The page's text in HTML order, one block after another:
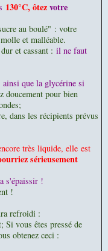
130°C, ôtezvotre
au boulé" : votre
et malléable.
et cassant : il ne faut
que la glycérine si
doucement pour bien
dans les récipients prévus
très liquide, elle est
sérieusement
s'épaissir !
!
refroidi :
Si vous êtes pressé de
obtenez ceci :